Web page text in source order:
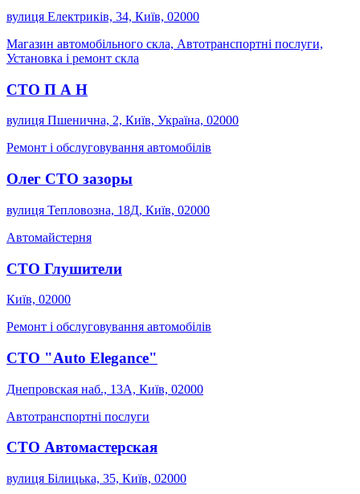
вулиця Електриків, 34, Київ, 02000
Магазин автомобільного скла, Автотранспортні послуги,
Установка і ремонт скла
СТО П А Н
вулиця Пшенична, 2, Київ, Україна, 02000
Ремонт і обслуговування автомобілів
Олег СТО зазоры
вулиця Тепловозна, 18Д, Київ, 02000
Автомайстерня
СТО Глушители
Київ, 02000
Ремонт і обслуговування автомобілів
СТО "Auto Elegance"
Днепровская наб., 13А, Київ, 02000
Автотранспортні послуги
СТО Автомастерская
вулиця Білицька, 35, Київ, 02000